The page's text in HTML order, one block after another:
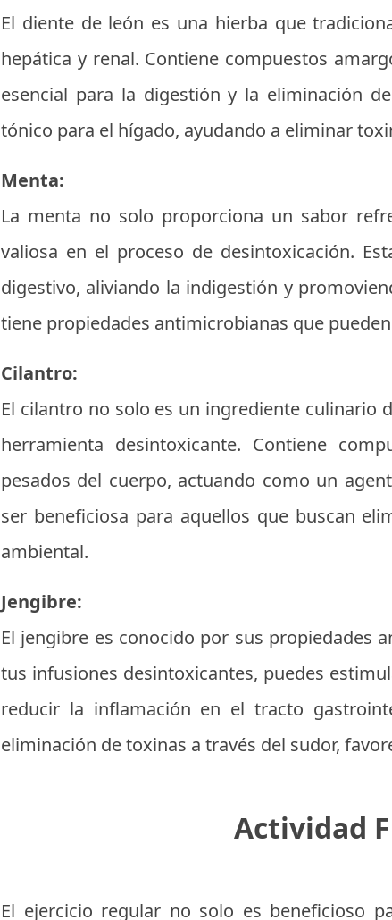
El diente de león es una hierba que
hepática y renal. Contiene compuestos
esencial para la digestión y la eliminación
tónico para el hígado, ayudando a eliminar
Menta:
La menta no solo proporciona un sabor
valiosa en el proceso de desintoxicación.
digestivo, aliviando la indigestión y
tiene propiedades antimicrobianas que
Cilantro:
El cilantro no solo es un ingrediente culinario
herramienta desintoxicante. Contiene
pesados del cuerpo, actuando como un
ser beneficiosa para aquellos que buscan
ambiental.
Jengibre:
El jengibre es conocido por sus propiedades
tus infusiones desintoxicantes, puedes
reducir la inflamación en el tracto
eliminación de toxinas a través del sudor,
Actividad
El ejercicio regular no solo es beneficioso